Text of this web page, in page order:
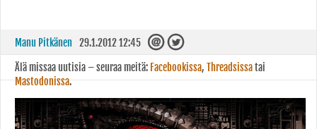
Manu Pitkänen 29.1.2012 12:45
Älä missaa uutisia – seuraa meitä: Facebookissa, Threadsissatai
Mastodonissa.